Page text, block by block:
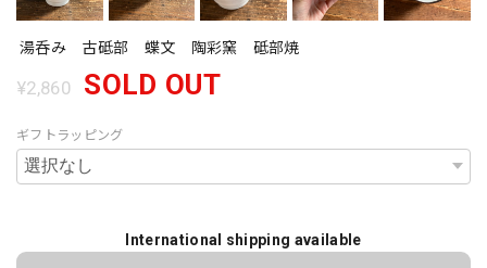
湯呑み 古砥部 蝶文 陶彩窯 砥部焼
¥2,860 SOLD OUT
ギフトラッピング
International shipping available